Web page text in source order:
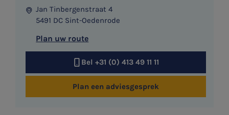
Jan Tinbergenstraat 4
5491 DC Sint-Oedenrode
Plan uw route
Bel +31 (0) 413 49 11 11
Plan een adviesgesprek